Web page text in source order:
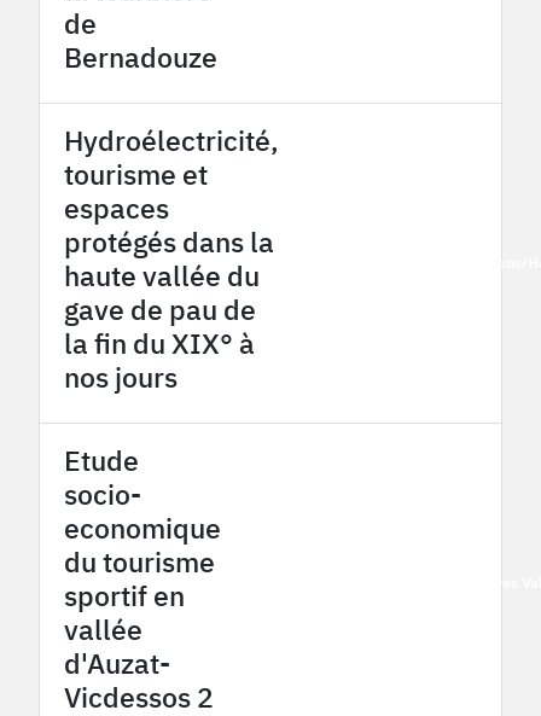
de
Bernadouze
Hydroélectricité,
tourisme et
espaces
protégés dans la
haute vallée du
gave de pau de
la fin du XIX° à
nos jours
Pyrénées - Haut Vicdessos/
Etude
socio-
economique
du tourisme
sportif en
vallée
d'Auzat-
Vicdessos 2
Pyrénées - Haut Vicdessos/Hautes